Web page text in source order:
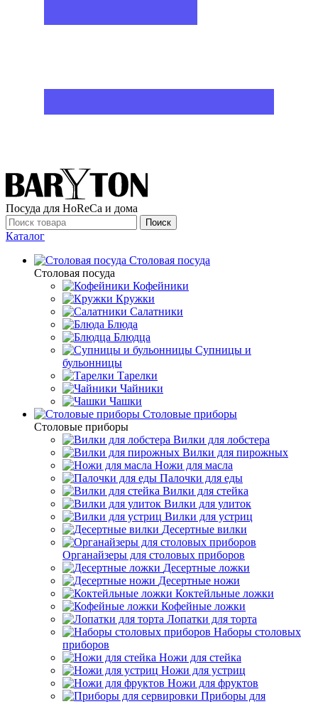
Посуда для HoReCa и дома
Поиск
Каталог
Столовая посуда
Столовая посуда
Кофейники
Кружки
Салатники
Блюда
Блюдца
Супницы и
бульонницы
Тарелки
Чайники
Чашки
Cтоловые приборы
Cтоловые приборы
Вилки для лобстера
Вилки для пирожных
Ножи для масла
Палочки для еды
Вилки для стейка
Вилки для улиток
Вилки для устриц
Десертные вилки
Органайзеры для столовых приборов
Десертные ложки
Десертные ножи
Коктейльные ложки
Кофейные ложки
Лопатки для торта
Наборы столовых
приборов
Ножи для стейка
Ножи для устриц
Ножи для фруктов
Приборы для